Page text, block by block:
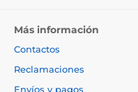
totalmente
convierte en la opción
barro).
Más información
Contactos
Reclamaciones
Envíos y pagos